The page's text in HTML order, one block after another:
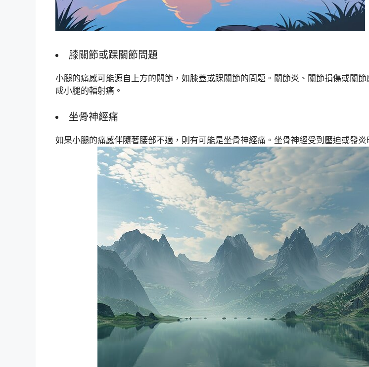
膝關節或踝關節問題
小腿的痛感可能源自上方的關節，如膝蓋或踝關節的問題。關節炎、關節損傷或關節
成小腿的輻射痛。
坐骨神經痛
如果小腿的痛感伴隨著腰部不適，則有可能是坐骨神經痛。坐骨神經受到壓迫或發炎